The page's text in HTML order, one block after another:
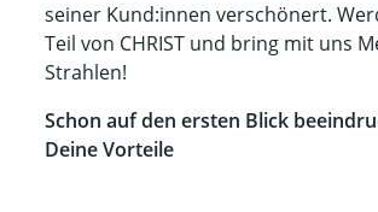
seiner Kund:innen verschönert.
Teil von CHRIST und bring mit uns
Strahlen!​​
Schon auf den ersten Blick
Deine Vorteile